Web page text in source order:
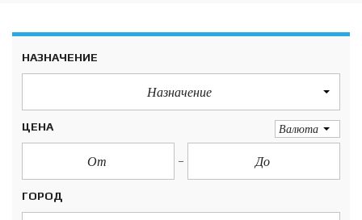
НАЗНАЧЕНИЕ
Назначение
ЦЕНА Валюта
ГОРОД